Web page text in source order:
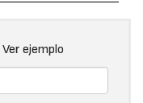
Ver ejemplo